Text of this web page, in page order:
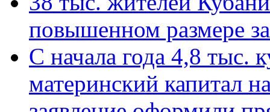
повышенном размере
С начала года 4,8 тыс.
материнский капитал